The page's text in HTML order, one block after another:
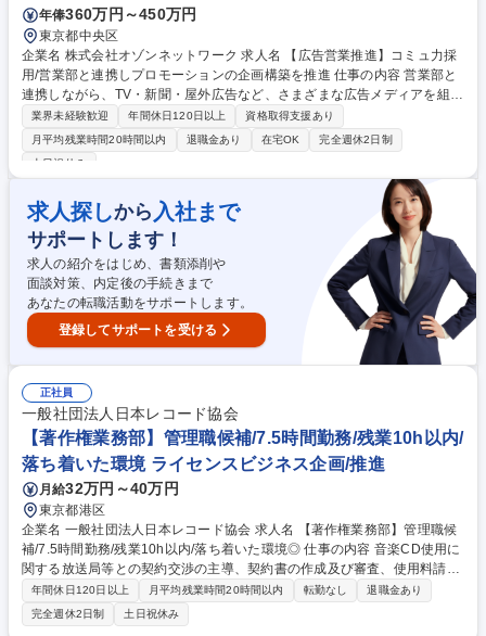
年俸360万円～450万円
東京都中央区
企業名 株式会社オゾンネットワーク 求人名 【広告営業推進】コミュ力採
用/営業部と連携しプロモーションの企画構築を推進 仕事の内容 営業部と
連携しながら、TV・新聞・屋外広告など、さまざまな広告メディアを組み
合わせてプロモーションを形にする仕事です。 クライアントの想いを叶え
るため、テレビ局や新聞社、商業施設などと交渉・調整を行います。既存
の枠にとらわれず、各所へ問い合わせて新しい展開を作ることも。 アーテ
携わります。 書類作成の営業事務ではありません。自ら媒体状況を確認し
「＋αの提案」を営業へ戻す、攻めのサポート業務です 募集職種 【広告営
業推進】コミュ力採用/営業部と連携しプロモーションの企画構築を推進
業界未経験歓迎 年間休日120日以上
資格取得支援あり
月平均残業時間20時間以内
退職金あり 在宅OK
完全週休2日制
土日祝休み
求人探しから 入社まで
サポートします！
求人の紹介をはじめ、書類添削や
面談対策、内定後の手続きまで
あなたの転職活動をサポートします。
登録してサポートを受ける
正社員
一般社団法人日本レコード協会
【著作権業務部】管理職候補/7.5時間勤務/残業10h以内/
落ち着いた環境 ライセンスビジネス企画/推進
月給32万円～40万円
東京都港区
企業名 一般社団法人日本レコード協会 求人名 【著作権業務部】管理職候
補/7.5時間勤務/残業10h以内/落ち着いた環境◎ 仕事の内容 音楽CD使用に
関する放送局等との契約交渉の主導、契約書の作成及び審査、使用料請求/
分配業務、各種調査など幅広くご担当いただきます。また将来的には組織
をマネジメントする管理職としての役割も期待します。 以下の業務を部内
のメンバーと分担して対応いただきます。 ■音楽CD使用に関する放送局
年間休日120日以上 月平均残業時間20時間以内 転勤なし
退職金あり
完全週休2日制
土日祝休み